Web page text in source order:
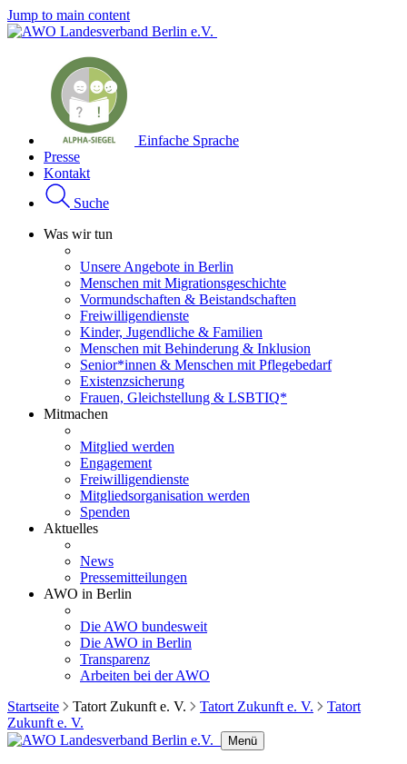
Jump to main content
Einfache Sprache
Presse
Kontakt
Suche
Was wir tun
Unsere Angebote in Berlin
Menschen mit Migrationsgeschichte
Vormundschaften & Beistandschaften
Freiwilligendienste
Kinder, Jugendliche & Familien
Menschen mit Behinderung & Inklusion
Senior*innen & Menschen mit Pflegebedarf
Existenzsicherung
Frauen, Gleichstellung & LSBTIQ*
Mitmachen
Mitglied werden
Engagement
Freiwilligendienste
Mitgliedsorganisation werden
Spenden
Aktuelles
News
Pressemitteilungen
AWO in Berlin
Die AWO bundesweit
Die AWO in Berlin
Transparenz
Arbeiten bei der AWO
Startseite
Tatort Zukunft e. V. Tatort Zukunft e. V.
Tatort
Zukunft e. V.
Menü